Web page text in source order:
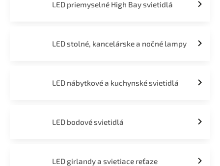
LED priemyselné High Bay svietidlá
LED stolné, kancelárske a nočné lampy
LED nábytkové a kuchynské svietidlá
LED bodové svietidlá
LED girlandy a svietiace reťaze